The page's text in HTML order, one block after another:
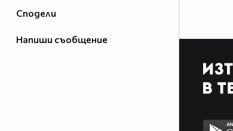
Сподели
Напиши съобщение